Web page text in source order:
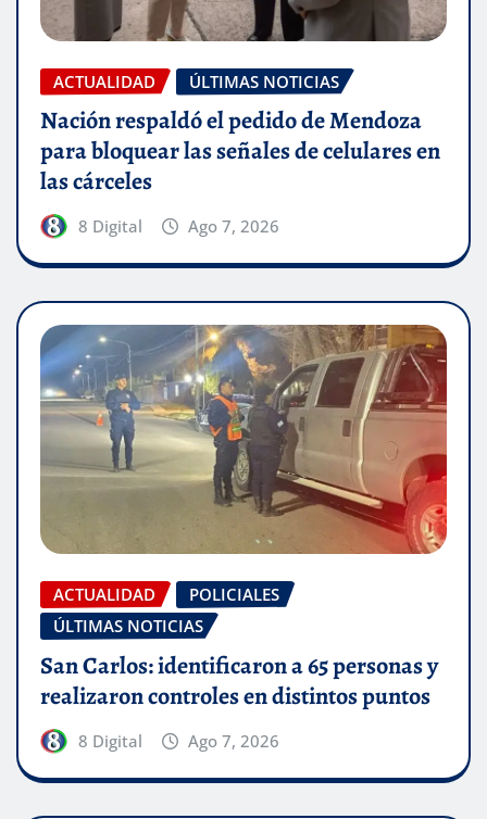
ACTUALIDAD ÚLTIMAS NOTICIAS
Nación respaldó el pedido de Mendoza
para bloquear las señales de celulares en
las cárceles
8 Digital Ago 7, 2026
ACTUALIDAD
POLICIALES
ÚLTIMAS NOTICIAS
San Carlos: identificaron a 65 personas y
realizaron controles en distintos puntos
8 Digital Ago 7, 2026